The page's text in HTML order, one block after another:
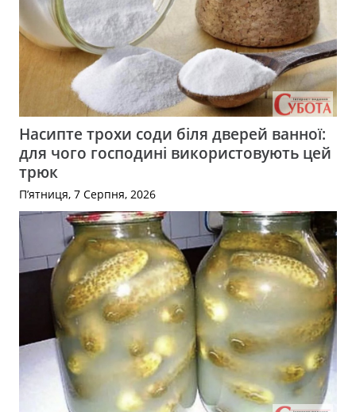
Насипте трохи соди біля дверей ванної:
для чого господині використовують цей
трюк
П’ятниця, 7 Серпня, 2026